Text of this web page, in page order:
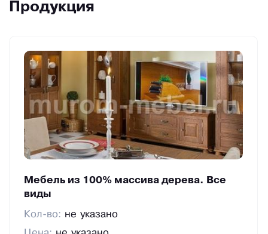
Продукция
Мебель из 100% массива дерева. Все
виды
Кол-во: не указано